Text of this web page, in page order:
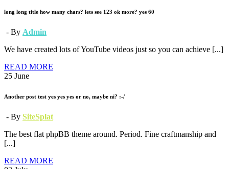
long long title how many chars? lets see 123 ok more? yes 60
- By Admin
We have created lots of YouTube videos just so you can achieve [...]
READ MORE
25 June
Another post test yes yes yes or no, maybe ni? :-/
- By SiteSplat
The best flat phpBB theme around. Period. Fine craftmanship and
[...]
READ MORE